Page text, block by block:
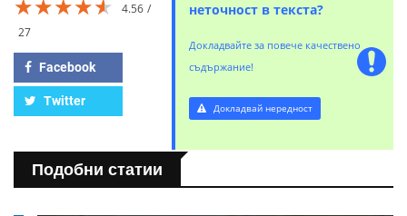
★★★★★
★★★★★
★★★★★
4.56
27
Facebook
Twitter
неточност в текста?
Докладвайте за повече качествено
съдържание!
Докладвай нередност
Подобни статии